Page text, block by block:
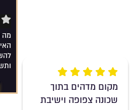
0/5 Rating
מה
Rating 5 out of 5
מקום מדהים בתוך
שכונה צפופה וישיבת